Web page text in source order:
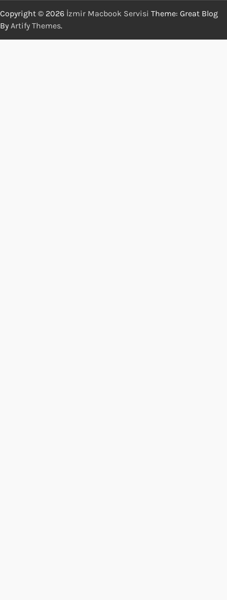
Copyright © 2026 İzmir Macbook Servisi Theme: Great Blog
By Artify Themes.